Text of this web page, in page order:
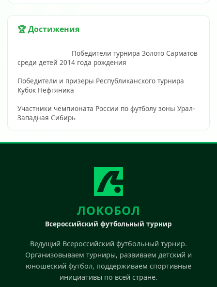
🏆 Достижения
среди детей 2014 года рождения
Победители и призеры Республиканского турнира
Кубок Нефтяника
Участники чемпионата России по футболу зоны Урал-
Западная Сибирь
ЛОКОБОЛ
Всероссийский футбольный турнир
Ведущий Всероссийский футбольный турнир.
Организовываем турниры, развиваем детский и
юношеский футбол, поддерживаем спортивные
инициативы по всей стране.